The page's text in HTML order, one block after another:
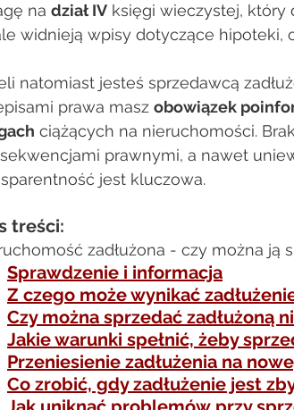
na dział IV księgi wieczystej, który
widnieją wpisy dotyczące hipoteki,
natomiast jesteś sprzedawcą
prawa masz obowiązek
ciążących na nieruchomości.
prawnymi, a nawet
jest kluczowa.
treści:
zadłużona - czy można ją
Sprawdzenie i informacja
Z czego może wynikać
Czy można sprzedać zadłużoną
Jakie warunki spełnić, żeby
Przeniesienie zadłużenia na
Co zrobić, gdy zadłużenie jest